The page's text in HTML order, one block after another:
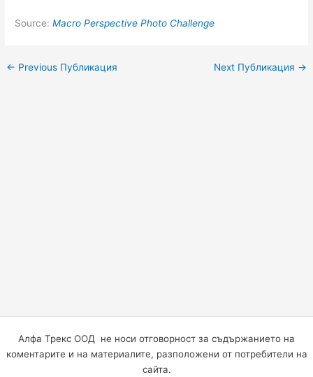
Source:Macro Perspective Photo Challenge
← Previous Публикация Next Публикация →
Алфа Трекс ООД не носи отговорност за съдържанието на
коментарите и на материалите, разположени от потребители на
сайта.